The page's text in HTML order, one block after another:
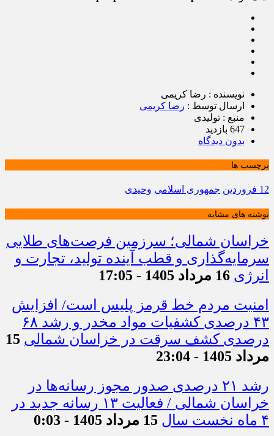
نویسنده : رضا کریمی
ارسال توسط : رضا کریمی
منبع : تولیدی
647 بازدید
بدون دیدگاه
برچسب ها
12 فروردین جمهوری اسلامی وحیدی
نوشته های مشابه
خراسان شمالی؛ سرزمین فرصت‌های طلایی
سرمایه‌گذاری و قطب آینده تولید، تجارت و
انرژی 16 مرداد 1405 - 17:05
امنیت مردم خط قرمز پلیس است/ افزایش
۴۳ درصدی کشفیات مواد مخدر و رشد ۶۸
درصدی کشف سرقت در خراسان شمالی 15
مرداد 1405 - 23:04
رشد ۲۱ درصدی صدور مجوز رسانه‌ها در
خراسان شمالی / فعالیت ۱۳ رسانه جدید در
۴ ماه نخست سال
15 مرداد 1405 - 0:03